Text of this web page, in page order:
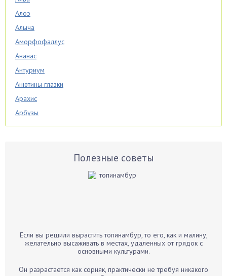
Алоэ
Алыча
Аморфофаллус
Ананас
Антуриум
Анютины глазки
Арахис
Арбузы
Аспарагус
Бархатцы
Белые грибы
Полезные советы
Если вы решили вырастить топинамбур, то его, как и малину,
желательно высаживать в местах, удаленных от грядок с
основными культурами.
Он разрастается как сорняк, практически не требуя никакого